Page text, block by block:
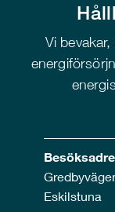
Vi
Eskilstuna